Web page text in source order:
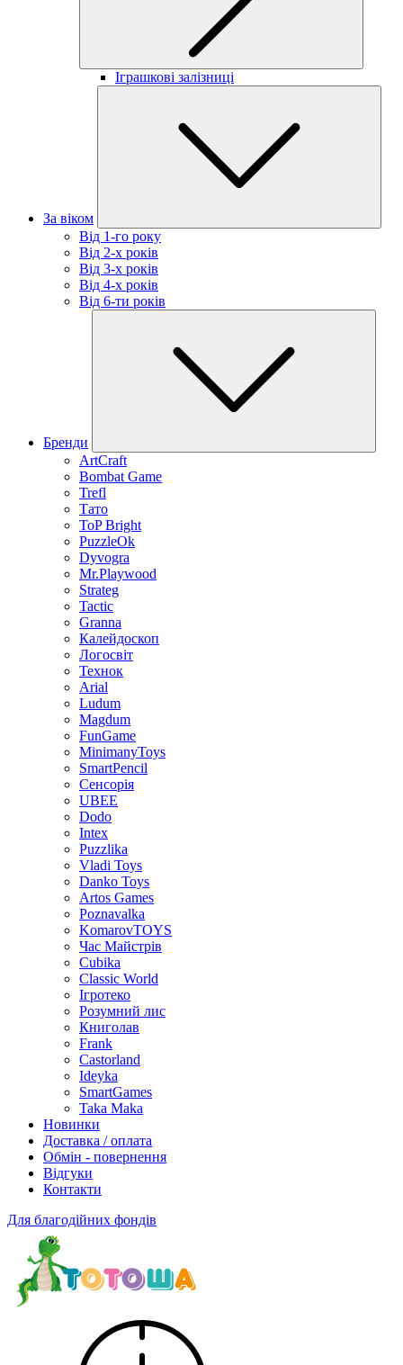
Іграшкові залізниці
За віком
Від 1-го року
Від 2-х років
Від 3-х років
Від 4-х років
Від 6-ти років
Бренди
ArtCraft
Bombat Game
Trefl
Тато
ToP Bright
PuzzleOk
Dyvogra
Mr.Playwood
Strateg
Tactic
Granna
Калейдоскоп
Логосвіт
Технок
Arial
Ludum
Magdum
FunGame
MinimanyToys
SmartPencil
Сенсорія
UBEE
Dodo
Intex
Puzzlika
Vladi Toys
Danko Toys
Artos Games
Poznavalka
KomarovTOYS
Час Майстрів
Cubika
Classic World
Ігротеко
Розумний лис
Книголав
Frank
Castorland
Ideyka
SmartGames
Taka Maka
Новинки
Доставка / оплата
Обмін - повернення
Відгуки
Контакти
Для благодійних фондів